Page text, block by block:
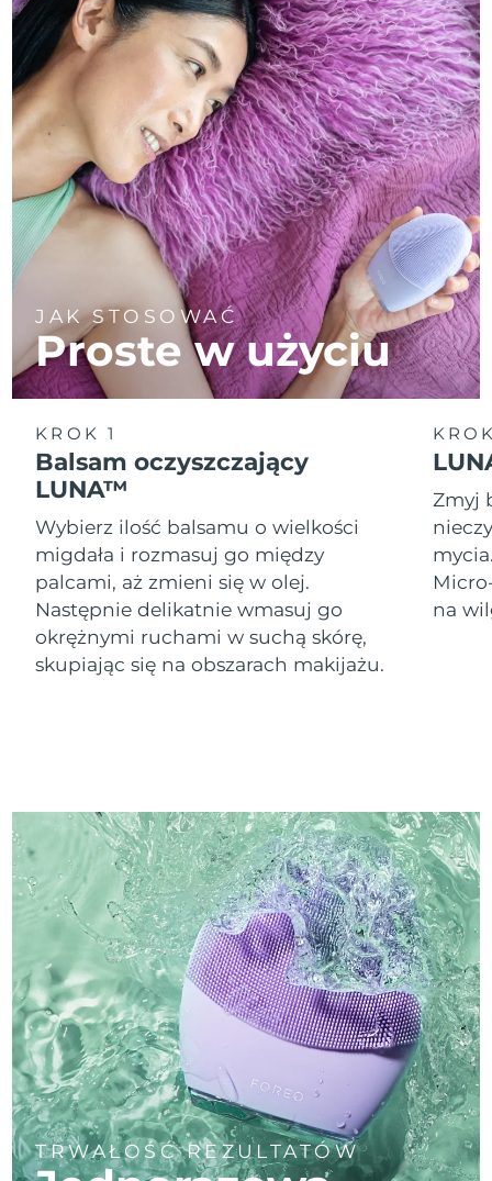
JAK STOSOWAĆ
Proste w użyciu
KROK 1
Balsam oczyszczający
LUNA™
Wybierz ilość balsamu o wielkości
migdała i rozmasuj go między
palcami, aż zmieni się w olej.
Następnie delikatnie wmasuj go
okrężnymi ruchami w suchą skórę,
skupiając się na obszarach makijażu.
Zmyj
na
TRWAŁOŚĆ REZULTATÓW